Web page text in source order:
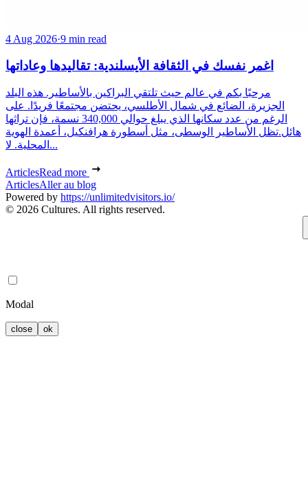
4 Aug 2026·9 min read
اغمر نفسك في الثقافة الأيسلندية: تقاليدها وعاداتها
مرحبًا بكم في عالم حيث تلتقي البراكين بالأساطير. هذه البلد
الجزيرة، الضائع في شمال الأطلسي، يحتضن مجتمعًا فريدًا. على
الرغم من عدد سكانها الذي يبلغ حوالي 340,000 نسمة، فإن تراثها
هائل.تظل الأساطير الوسطى، مثل أسطورة هرافنكيل، أعمدة الهوية
المحلية. لا...
ArticlesRead more
ArticlesAller au blog
Powered by https://unlimitedvisitors.io/
© 2026 Cultures. All rights reserved.
Modal
close ok